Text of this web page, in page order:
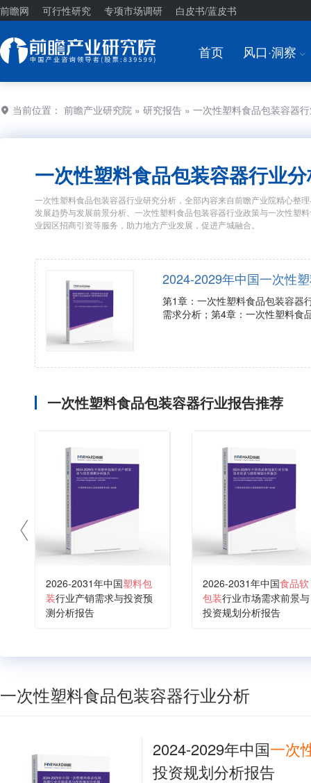
前瞻网 可行性研究 专项市场调研 白皮书/蓝皮书
首页 风口·洞察 I
当前位置： 前瞻产业研究院 » 研究报告 » 一次性塑料食品包装容器
一次性塑料食品包装容器行业
一次性塑料食品包装容器行业研究分析，全部内容来自前瞻产业院精心整
发展趋势与发展前景分析、一次性塑料食品包装容器行业政策与一次性塑
业园区招商引资等服务，助力地方产业发展，促进产城融合。
2024-2029年中国一次性
第1章：一次性塑料食品包装容器
需求分析；第4章：一次性塑料食
一次性塑料食品包装容器行业报告推荐
2026-2031年中国塑料包
装行业产销需求与投资预
测分析报告
2026-2031年中国食品软
包装行业市场需求前景与
投资规划分析报告
一次性塑料食品包装容器行业分析
2024-2029年中国一次
投资规划分析报告